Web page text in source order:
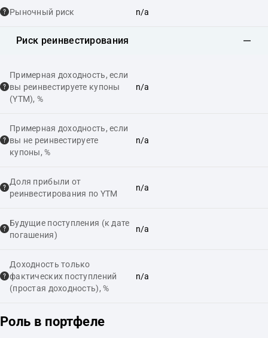
Рыночный риск n/a
Риск реинвестирования
Примерная доходность, если
вы реинвестируете купоны
(YTM), %
n/a
Примерная доходность, если
вы не реинвестируете
купоны, %
n/a
Доля прибыли от
реинвестирования по YTM
n/a
Будущие поступления (к дате
погашения)
n/a
Доходность только
фактических поступлений
(простая доходность), %
n/a
Роль в портфеле